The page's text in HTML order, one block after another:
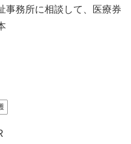
事務所に相談して、医療券